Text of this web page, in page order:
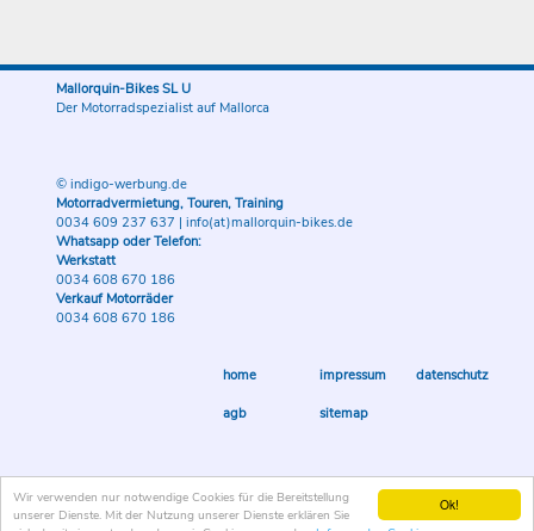
Ok!
Wir verwenden nur notwendige Cookies für die Bereitstellung
unserer Dienste. Mit der Nutzung unserer Dienste erklären Sie
Mallorquin-Bikes SL U
Der Motorradspezialist auf Mallorca
© indigo-werbung.de
Motorradvermietung, Touren, Training
0034 609 237 637 | info(at)mallorquin-bikes.de
Whatsapp oder Telefon:
Werkstatt
0034 608 670 186
Verkauf Motorräder
0034 608 670 186
home impressum datenschutz
agb sitemap